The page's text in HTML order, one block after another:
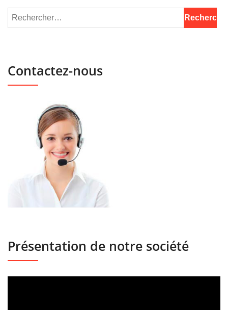
Contactez-nous
Présentation de notre société